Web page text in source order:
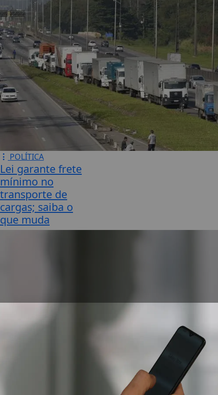
POLÍTICA
Lei garante frete
mínimo no
transporte de
cargas; saiba o
que muda